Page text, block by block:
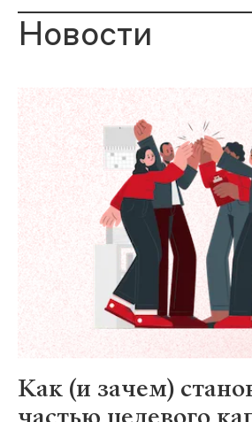
Новости
Как (и зачем)